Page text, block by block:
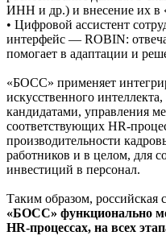
ИНН и др.) и внесение их
• Цифровой ассистент
интерфейс — ROBIN:
помогает в адаптации и
«БОСС» применяет
искусственного
кандидатами, управления
соответствующих HR-
производительности
работников и в целом, для
инвестиций в персонал.
Таким образом, российская
«БОСС» функционально
HR-процессах, на всех